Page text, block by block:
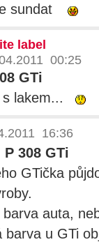
sundat
label
00:25
GTi
lakem...
16:36
P 308 GTi
GTička
auta,
barva u GTi